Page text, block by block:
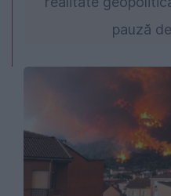
pauză